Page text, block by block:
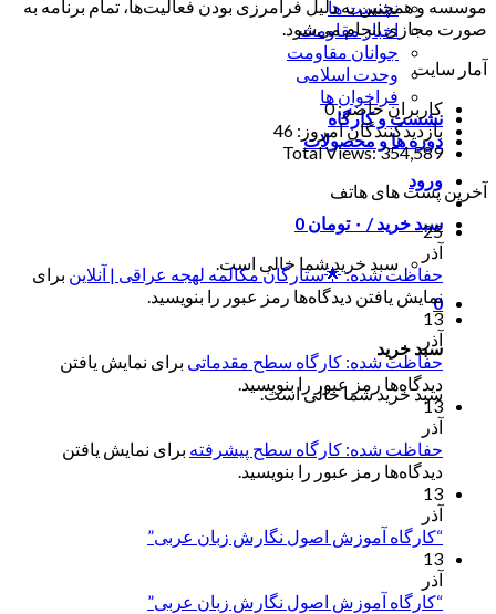
نشست ها
اخبار مقاومت
جوانان مقاومت
وحدت اسلامی
فراخوان ها
نشست و کارگاه
دوره ها و محصولات
ورود
سبد خرید / ۰ تومان 0
سبد خرید شما خالی است.
0
سبد خرید
سبد خرید شما خالی است.
موسسه و همچنین به دلیل فرامرزی بودن فعالیت‌ها، تمام برنامه به
صورت مجازی انجام می‌شود.
آمار سایت
کاربران حاضر:0
بازدیدکنندگان امروز: 46
Total Views:354,589
آخرین پست های هاتف
25
آذر
حفاظت شده: 🌟ستارگان مکالمه لهجه عراقی | آنلاین برای
نمایش یافتن دیدگاه‌ها رمز عبور را بنویسید.
13
آذر
حفاظت شده: کارگاه سطح مقدماتی برای نمایش یافتن
دیدگاه‌ها رمز عبور را بنویسید.
13
آذر
حفاظت شده: کارگاه سطح پیشرفته برای نمایش یافتن
دیدگاه‌ها رمز عبور را بنویسید.
13
آذر
“کارگاه آموزش اصول نگارش زبان عربی”
13
آذر
“کارگاه آموزش اصول نگارش زبان عربی”